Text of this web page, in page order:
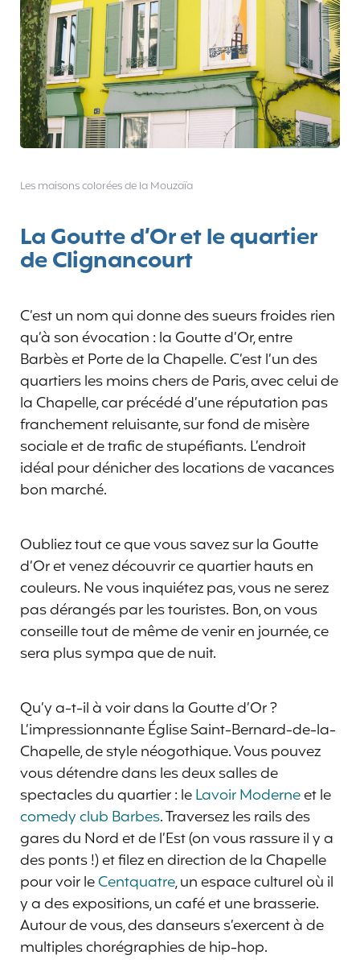
Les maisons colorées de la Mouzaïa
La Goutte d’Or et le quartier
de Clignancourt
C’est un nom qui donne des sueurs froides rien
qu’à son évocation : la Goutte d’Or, entre
Barbès et Porte de la Chapelle. C’est l’un des
quartiers les moins chers de Paris, avec celui de
la Chapelle, car précédé d’une réputation pas
franchement reluisante, sur fond de misère
sociale et de trafic de stupéfiants. L’endroit
idéal pour dénicher des locations de vacances
bon marché.
Oubliez tout ce que vous savez sur la Goutte
d’Or et venez découvrir ce quartier hauts en
couleurs. Ne vous inquiétez pas, vous ne serez
pas dérangés par les touristes. Bon, on vous
conseille tout de même de venir en journée, ce
sera plus sympa que de nuit.
Qu’y a-t-il à voir dans la Goutte d’Or ?
L’impressionnante Église Saint-Bernard-de-la-
Chapelle, de style néogothique. Vous pouvez
vous détendre dans les deux salles de
spectacles du quartier : leLavoir Moderneet le
comedy club Barbes. Traversez les rails des
gares du Nord et de l’Est (on vous rassure il y a
des ponts !) et filez en direction de la Chapelle
pour voir leCentquatre, un espace culturel où il
y a des expositions, un café et une brasserie.
Autour de vous, des danseurs s’exercent à de
multiples chorégraphies de hip-hop.